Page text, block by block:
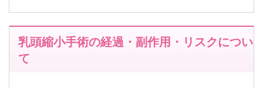
乳頭縮小手術の経過・副作用・リスクについ
て